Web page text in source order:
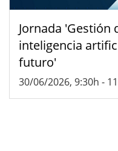
Jornada 'Gestión
inteligencia
futuro'
30/06/2026, 9:30h -